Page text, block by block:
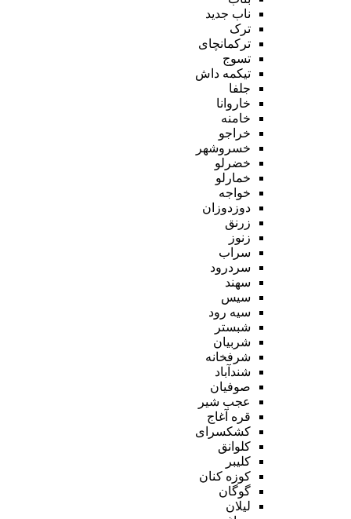
ناب جدید
ترک
ترکمانچای
تسوج
تیکمه داش
جلفا
خاروانا
خامنه
خراجو
خسروشهر
خضرلو
خمارلو
خواجه
دوزدوزان
زرنق
زنوز
سراب
سردرود
سهند
سیس
سیه رود
شبستر
شربیان
شرفخانه
شندآباد
صوفیان
عجب شیر
قره آغاج
کشکسرای
کلوانق
کلیبر
کوزه کنان
گوگان
لیلان